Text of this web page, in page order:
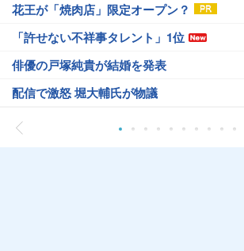
花王が「焼肉店」限定オープン？
「許せない不祥事タレント」1位
俳優の戸塚純貴が結婚を発表
配信で激怒 堀大輔氏が物議